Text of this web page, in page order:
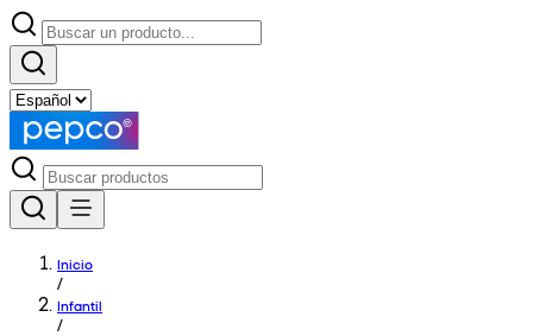
Inicio
/
Infantil
/